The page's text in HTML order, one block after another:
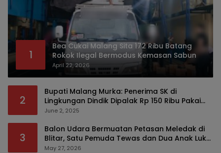
1
Bea Cukai Malang Sita 172 Ribu Batang
Rokok Ilegal Bermodus Kemasan Sabun
April 22, 2026
2
Bupati Malang Murka: Penerima SK di
Lingkungan Dindik Dipalak Rp 150 Ribu Pakai
Modus Tumpengan, KPK Turut Pantau
June 2, 2025
3
Balon Udara Bermuatan Petasan Meledak di
Blitar, Satu Pemuda Tewas dan Dua Anak Luka
Serius
May 27, 2026